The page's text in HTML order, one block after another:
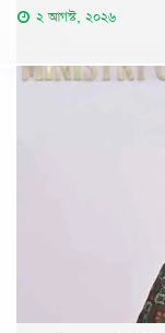
২ আগস্ট, ২০২৬